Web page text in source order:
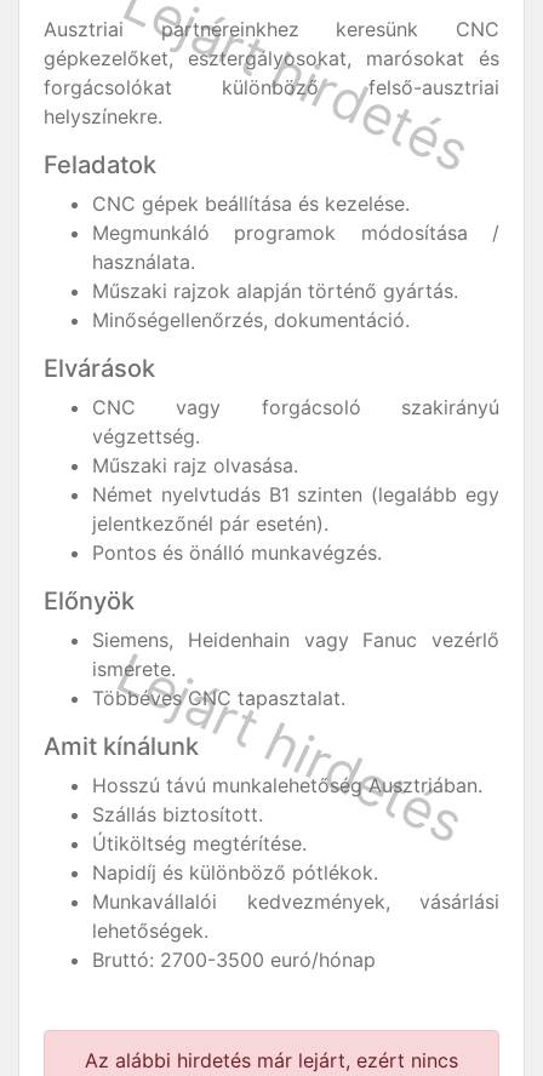
Ausztriai partnereinkhez keresünk CNC
gépkezelőket, esztergályosokat, marósokat és
forgácsolókat különböző felső-ausztriai
helyszínekre.
Feladatok
CNC gépek beállítása és kezelése.
Megmunkáló programok módosítása /
használata.
Műszaki rajzok alapján történő gyártás.
Minőségellenőrzés, dokumentáció.
Elvárások
CNC vagy forgácsoló szakirányú
végzettség.
Műszaki rajz olvasása.
Német nyelvtudás B1 szinten (legalább egy
jelentkezőnél pár esetén).
Pontos és önálló munkavégzés.
Előnyök
Siemens, Heidenhain vagy Fanuc vezérlő
ismerete.
Többéves CNC tapasztalat.
Amit kínálunk
Hosszú távú munkalehetőség Ausztriában.
Szállás biztosított.
Útiköltség megtérítése.
Napidíj és különböző pótlékok.
Munkavállalói kedvezmények, vásárlási
lehetőségek.
Bruttó: 2700-3500 euró/hónap
Az alábbi hirdetés már lejárt, ezért nincs